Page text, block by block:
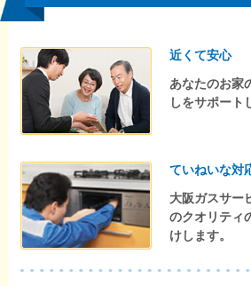
近くて安心
あなたのお家
しをサポート
ていねいな対
大阪ガスサー
のクオリティ
けします。